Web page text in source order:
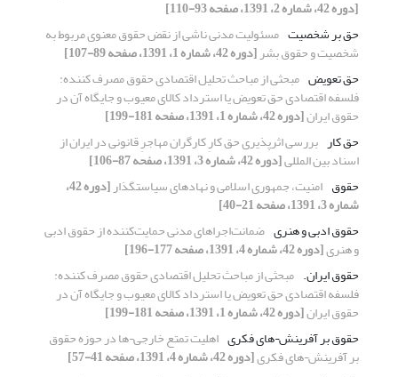
[دوره 42، شماره 2، 1391، صفحه 93-110]
حق بر شخصیت مسئولیت مدنی ناشی از نقض حقوق معنوی مربوط به
شخصیت و حقوق بشر[دوره 42، شماره 1، 1391، صفحه 89-107]
حق تعویض مبحثی از مباحث تحلیل اقتصادی حقوق مصرف کننده:
فلسفه اقتصادی حق تعویض یا استرداد کالای معیوب و جایگاه آن در
حقوق ایران[دوره 42، شماره 1، 1391، صفحه 181-199]
حق کار بررسی اثرپذیری حق کارِ کارگران مهاجرِ قانونی در ایران از
اسناد بین المللی[دوره 42، شماره 3، 1391، صفحه 87-106]
حقوق امنیت، جمهوری اسلامی و نهادهای سیاستگذار [دوره 42،
شماره 3، 1391، صفحه 21-40]
حقوق ادبی و هنری ضمانت‌اجراهای مدنی حمایت‌کننده از حقوق ادبی
و هنری[دوره 42، شماره 4، 1391، صفحه 177-196]
حقوق ایران. مبحثی از مباحث تحلیل اقتصادی حقوق مصرف کننده:
فلسفه اقتصادی حق تعویض یا استرداد کالای معیوب و جایگاه آن در
حقوق ایران[دوره 42، شماره 1، 1391، صفحه 181-199]
حقوق بر آفرینش¬های فکری اهلیت تمتع خارجی¬ها در حوزه حقوق
بر آفرینش¬های فکری[دوره 42، شماره 4، 1391، صفحه 41-57]